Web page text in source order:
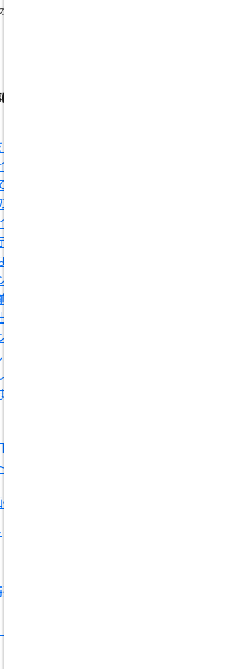
文章で
いかが
ていな
だと
まっ
ごく
ルが
スト
ても
とい
の記
して
ずリ
場合
ない
ょ
タ
の配置
スト配
記号を